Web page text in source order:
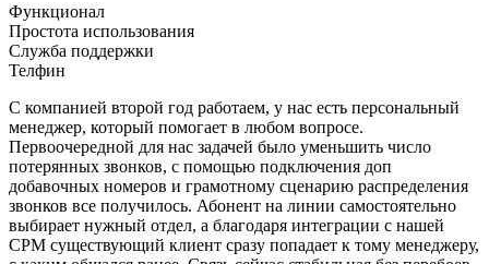
Функционал
Простота использования
Служба поддержки
Телфин
С компанией второй год работаем, у нас есть персональный
менеджер, который помогает в любом вопросе.
Первоочередной для нас задачей было уменьшить число
потерянных звонков, с помощью подключения доп
добавочных номеров и грамотному сценарию распределения
звонков все получилось. Абонент на линии самостоятельно
выбирает нужный отдел, а благодаря интеграции с нашей
СРМ существующий клиент сразу попадает к тому менеджеру,